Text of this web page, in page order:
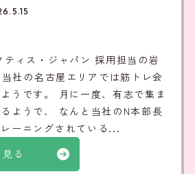
る
ティス・ジャパン 採用担当の岩
社の名古屋エリアでは筋トレ会
うです。 月に一度、有志で集ま
ようで、 なんと当社のN本部長
ーニングされている...